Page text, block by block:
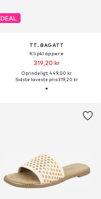
DEAL
TT. BAGATT
Klipklappere
319,20 kr
Oprindeligt: 449,00 kr
Sidste laveste pris:319,20 kr